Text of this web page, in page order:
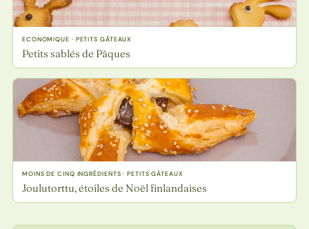
ECONOMIQUE · PETITS GÂTEAUX
Petits sablés de Pâques
MOINS DE CINQ INGRÉDIENTS · PETITS GÂTEAUX
Joulutorttu, étoiles de Noël finlandaises